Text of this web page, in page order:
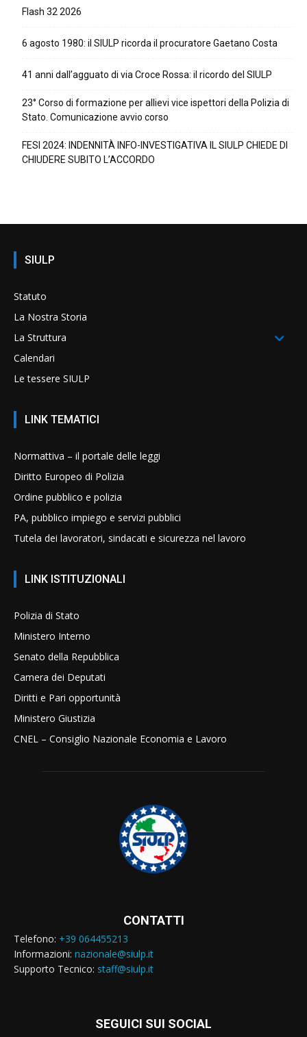
Flash 32 2026
6 agosto 1980: il SIULP ricorda il procuratore Gaetano Costa
41 anni dall’agguato di via Croce Rossa: il ricordo del SIULP
23° Corso di formazione per allievi vice ispettori della Polizia di
Stato. Comunicazione avvio corso
FESI 2024: INDENNITÀ INFO-INVESTIGATIVA IL SIULP CHIEDE DI
CHIUDERE SUBITO L’ACCORDO
SIULP
Statuto
La Nostra Storia
La Struttura
Calendari
Le tessere SIULP
LINK TEMATICI
Normattiva – il portale delle leggi
Diritto Europeo di Polizia
Ordine pubblico e polizia
PA, pubblico impiego e servizi pubblici
Tutela dei lavoratori, sindacati e sicurezza nel lavoro
LINK ISTITUZIONALI
Polizia di Stato
Ministero Interno
Senato della Repubblica
Camera dei Deputati
Diritti e Pari opportunità
Ministero Giustizia
CNEL – Consiglio Nazionale Economia e Lavoro
CONTATTI
Telefono: +39 064455213
Informazioni: nazionale@siulp.it
Supporto Tecnico: staff@siulp.it
SEGUICI SUI SOCIAL